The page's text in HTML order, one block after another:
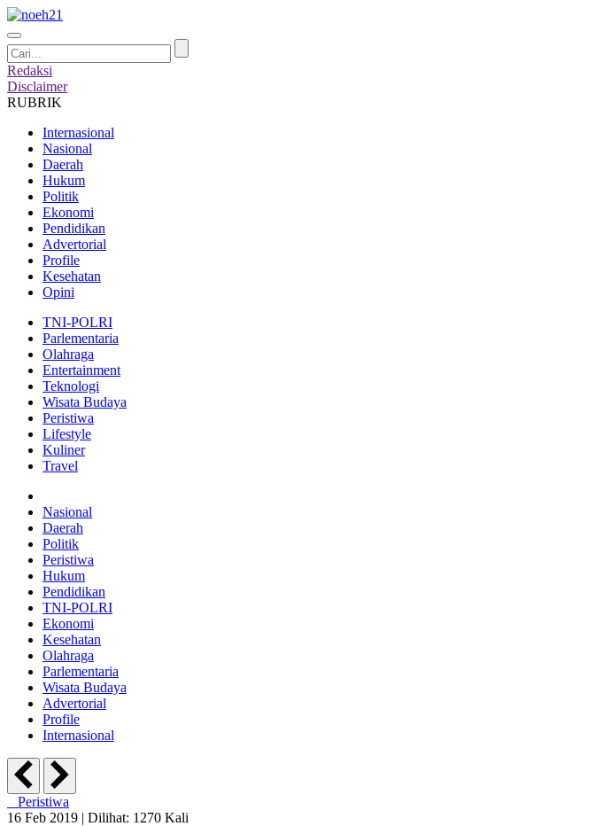
Redaksi
Disclaimer
RUBRIK
Internasional
Nasional
Daerah
Hukum
Politik
Ekonomi
Pendidikan
Advertorial
Profile
Kesehatan
Opini
TNI-POLRI
Parlementaria
Olahraga
Entertainment
Teknologi
Wisata Budaya
Peristiwa
Lifestyle
Kuliner
Travel
Nasional
Daerah
Politik
Peristiwa
Hukum
Pendidikan
TNI-POLRI
Ekonomi
Kesehatan
Olahraga
Parlementaria
Wisata Budaya
Advertorial
Profile
Internasional
Peristiwa
16 Feb 2019 | Dilihat: 1270 Kali